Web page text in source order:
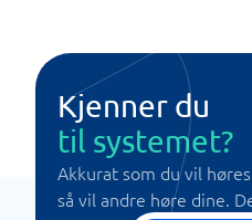
Kjenner du
til systemet?
Akkurat som du vil
så vil andre høre dine.